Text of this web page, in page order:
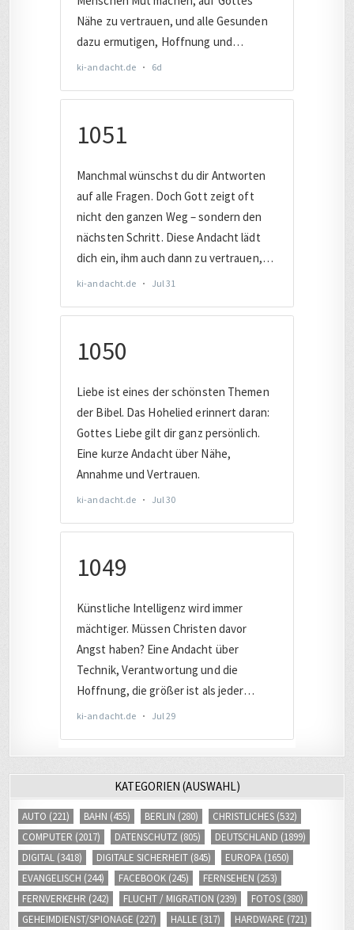
KATEGORIEN (AUSWAHL)
AUTO (221) BAHN (455) BERLIN (280) CHRISTLICHES (532)
COMPUTER (2017) DATENSCHUTZ (805) DEUTSCHLAND (1899)
DIGITAL (3418) DIGITALE SICHERHEIT (845) EUROPA (1650)
EVANGELISCH (244) FACEBOOK (245) FERNSEHEN (253)
FERNVERKEHR (242) FLUCHT / MIGRATION (239) FOTOS (380)
GEHEIMDIENST/SPIONAGE (227) HALLE (317) HARDWARE (721)